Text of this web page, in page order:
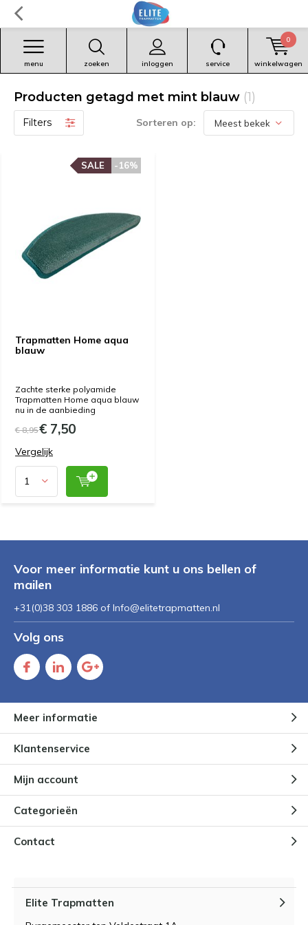
zoeken inloggen
menu service winkelwagen
0
Producten getagd met mint blauw (1)
Filters Sorteren op:
Trapmatten Home aqua
blauw
-16%
SALE
Zachte sterke polyamide
Trapmatten Home aqua blauw
nu in de aanbieding
€ 8,95€ 7,50
Vergelijk
Voor meer informatie kunt u ons bellen of
mailen
+31(0)38 303 1886 of Info@elitetrapmatten.nl
Volg ons
Meer informatie
Klantenservice
Mijn account
Categorieën
Contact
Elite Trapmatten